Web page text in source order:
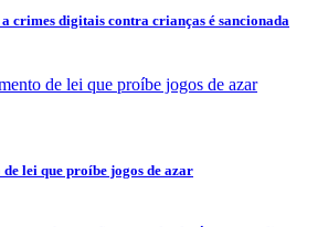
crimes digitais contra crianças é sancionada
lei que proíbe jogos de azar